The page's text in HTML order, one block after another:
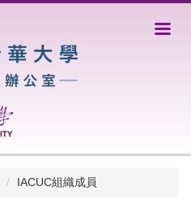
IACUC組織成員